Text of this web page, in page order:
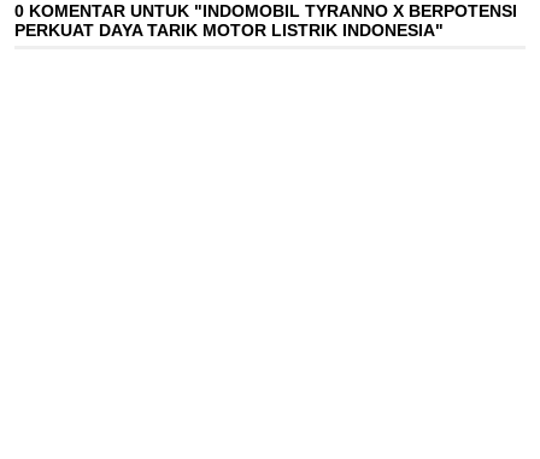
0 KOMENTAR UNTUK "INDOMOBIL TYRANNO X BERPOTENSI
PERKUAT DAYA TARIK MOTOR LISTRIK INDONESIA"